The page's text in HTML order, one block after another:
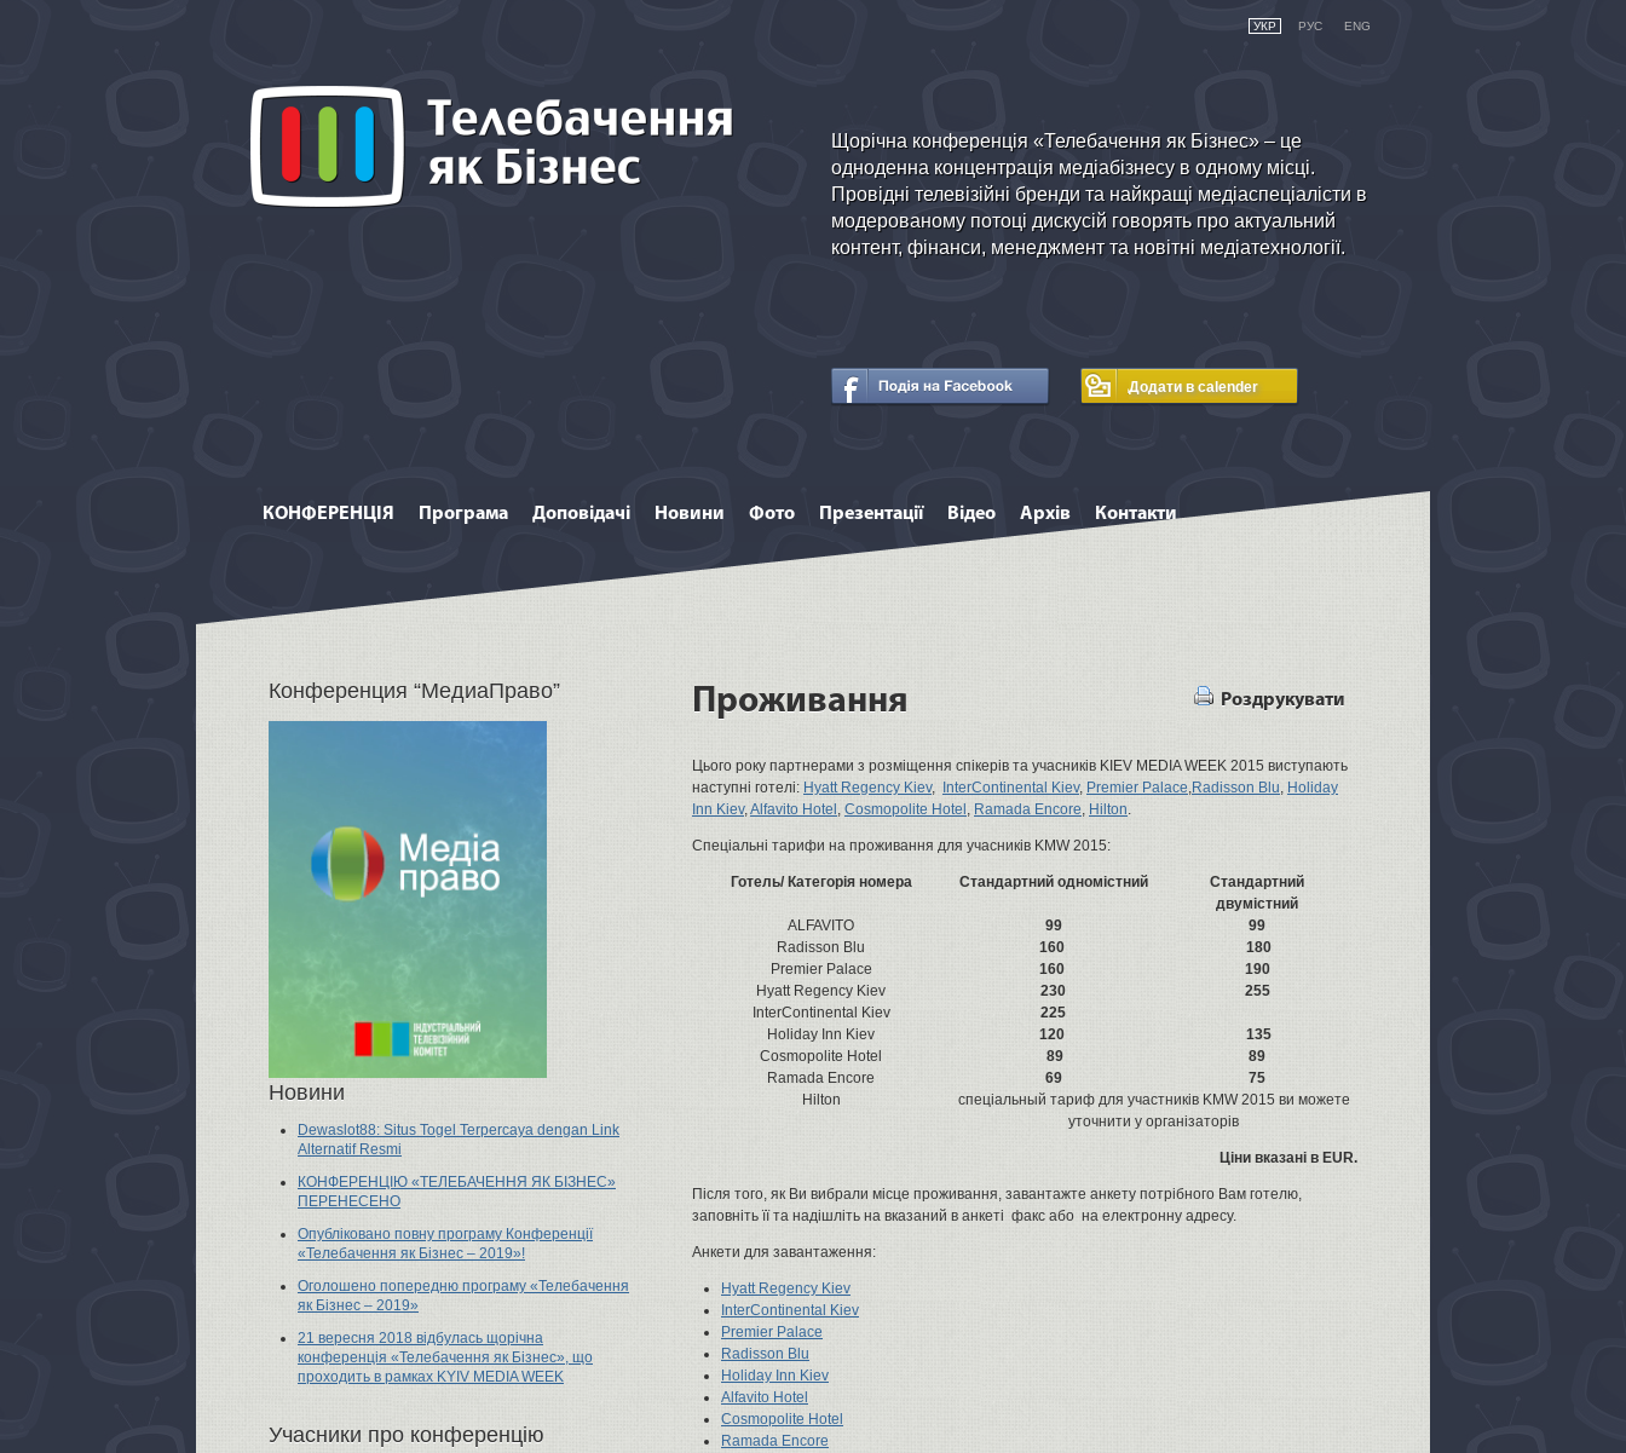
УКР РУС ENG
Щорічна конференція «Телебачення як Бізнес» – це
одноденна концентрація медіабізнесу в одному місці.
Провідні телевізійні бренди та найкращі медіаспеціалісти в
модерованому потоці дискусій говорять про актуальний
контент, фінанси, менеджмент та новітні медіатехнології.
КОНФЕРЕНЦІЯ Програма Доповідачі Новини Фото Презентації Відео Архів Контакти
Конференция “МедиаПраво”
Новини
Dewaslot88: Situs Togel Terpercaya dengan Link
Alternatif Resmi
КОНФЕРЕНЦІЮ «ТЕЛЕБАЧЕННЯ ЯК БІЗНЕС»
ПЕРЕНЕСЕНО
Опубліковано повну програму Конференції
«Телебачення як Бізнес – 2019»!
Оголошено попередню програму «Телебачення
як Бізнес – 2019»
21 вересня 2018 відбулась щорічна
конференція «Телебачення як Бізнес», що
проходить в рамках KYIV MEDIA WEEK
Учасники про конференцію
Проживання Роздрукувати
Цього року партнерами з розміщення спікерів та учасників KIEV MEDIA WEEK 2015 виступають
наступні готелі: Hyatt Regency Kiev, InterContinental Kiev, Premier Palace,Radisson Blu, Holiday
Inn Kiev,Alfavito Hotel , Cosmopolite Hotel , Ramada Encore, Hilton.
Спеціальні тарифи на проживання для учасників KMW 2015:
Готель/ Категорія номера Стандартний одномістний
Cтандартний
двумістний
ALFAVITO
99
99
Radisson Blu
160
180
Premier Palace
160
190
Hyatt Regency Kiev
230
255
InterContinental Kiev
225
Holiday Inn Kiev
120
135
Cosmopolite Hotel
89
89
Ramada Encore
69
75
Hilton
спеціальный тариф для участників KMW 2015 ви можете
уточнити у організаторів
Ціни вказані в EUR.
Після того, як Ви вибрали місце проживання, завантажте анкету потрібного Вам готелю,
заповніть її та надішліть на вказаний в анкеті факс або на електронну адресу.
Анкети для завантаження:
Hyatt Regency Kiev
InterContinental Kiev
Premier Palace
Radisson Blu
Holiday Inn Kiev
Alfavito Hotel
Cosmopolite Hotel
Ramada Encore